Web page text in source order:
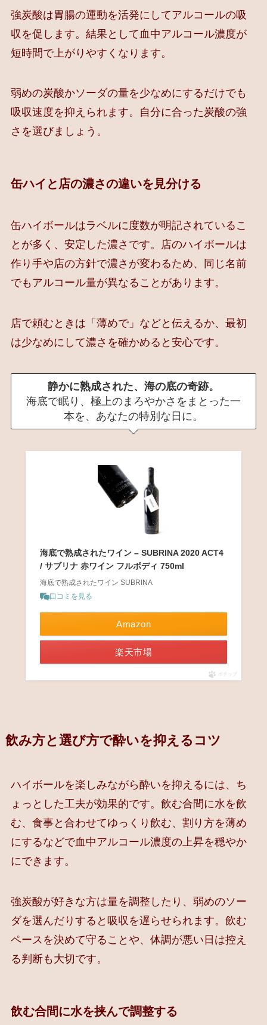
強炭酸は胃腸の運動を活発にしてアルコールの吸
収を促します。結果として血中アルコール濃度が
短時間で上がりやすくなります。
弱めの炭酸かソーダの量を少なめにするだけでも
吸収速度を抑えられます。自分に合った炭酸の強
さを選びましょう。
缶ハイと店の濃さの違いを見分ける
缶ハイボールはラベルに度数が明記されているこ
とが多く、安定した濃さです。店のハイボールは
作り手や店の方針で濃さが変わるため、同じ名前
でもアルコール量が異なることがあります。
店で頼むときは「薄めで」などと伝えるか、最初
は少なめにして濃さを確かめると安心です。
静かに熟成された、海の底の奇跡。
海底で眠り、極上のまろやかさをまとった一
本を、あなたの特別な日に。
海底で熟成されたワイン – SUBRINA 2020 ACT4
/ サブリナ 赤ワイン フルボディ 750ml
海底で熟成されたワイン SUBRINA
口コミを見る
Amazon
楽天市場
ポチップ
飲み方と選び方で酔いを抑えるコツ
ハイボールを楽しみながら酔いを抑えるには、ち
ょっとした工夫が効果的です。飲む合間に水を飲
む、食事と合わせてゆっくり飲む、割り方を薄め
にするなどで血中アルコール濃度の上昇を穏やか
にできます。
強炭酸が好きな方は量を調整したり、弱めのソー
ダを選んだりすると吸収を遅らせられます。飲む
ペースを決めて守ることや、体調が悪い日は控え
る判断も大切です。
飲む合間に水を挟んで調整する